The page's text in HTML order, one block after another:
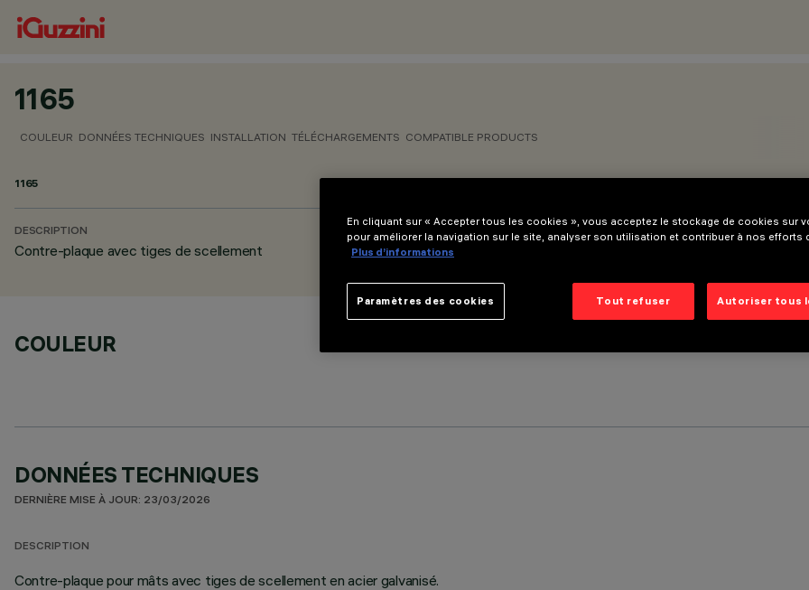
1165
COULEUR DONNÉES TECHNIQUES INSTALLATION TÉLÉCHARGEMENTS COMPATIBLE PRODUCTS
1165
DESCRIPTION
Contre-plaque avec tiges de scellement
COULEUR
DONNÉES TECHNIQUES
DERNIÈRE MISE À JOUR: 23/03/2026
DESCRIPTION
Contre-plaque pour mâts avec tiges de scellement en acier galvanisé.
En cliquant sur « Accepter tous les cookies », vous acceptez le stockage de cookies sur
pour améliorer la navigation sur le site, analyser son utilisation et contribuer à nos efforts
Plus d’informations
Tout refuser Autoriser tous
Paramètres des cookies